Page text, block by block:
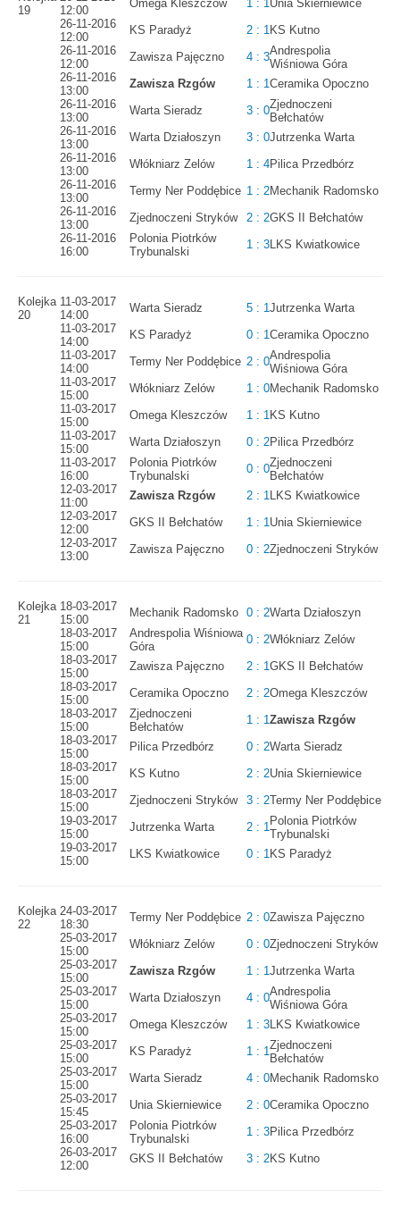
19
12:00
Omega Kleszczów 1 : 1Unia Skierniewice
26-11-2016
12:00
KS Paradyż 2 : 1KS Kutno
26-11-2016
12:00
Zawisza Pajęczno 4 : 3Andrespolia
Wiśniowa Góra
26-11-2016
13:00
Zawisza Rzgów 1 : 1Ceramika Opoczno
26-11-2016
13:00
Warta Sieradz 3 : 0Zjednoczeni
Bełchatów
26-11-2016
13:00
Warta Działoszyn 3 : 0Jutrzenka Warta
26-11-2016
13:00
Włókniarz Zelów 1 : 4Pilica Przedbórz
26-11-2016
13:00
Termy Ner Poddębice 1 : 2Mechanik Radomsko
26-11-2016
13:00
Zjednoczeni Stryków 2 : 2GKS II Bełchatów
26-11-2016
16:00
Polonia Piotrków
Trybunalski
1 : 3LKS Kwiatkowice
Kolejka
20
11-03-2017
14:00
Warta Sieradz 5 : 1Jutrzenka Warta
11-03-2017
14:00
KS Paradyż 0 : 1Ceramika Opoczno
11-03-2017
14:00
Termy Ner Poddębice 2 : 0Andrespolia
Wiśniowa Góra
11-03-2017
15:00
Włókniarz Zelów 1 : 0Mechanik Radomsko
11-03-2017
15:00
Omega Kleszczów 1 : 1KS Kutno
11-03-2017
15:00
Warta Działoszyn 0 : 2Pilica Przedbórz
11-03-2017
16:00
Polonia Piotrków
Trybunalski
0 : 0Zjednoczeni
Bełchatów
12-03-2017
11:00
Zawisza Rzgów 2 : 1LKS Kwiatkowice
12-03-2017
12:00
GKS II Bełchatów 1 : 1Unia Skierniewice
12-03-2017
13:00
Zawisza Pajęczno 0 : 2Zjednoczeni Stryków
Kolejka
21
18-03-2017
15:00
Mechanik Radomsko 0 : 2Warta Działoszyn
18-03-2017
15:00
Andrespolia Wiśniowa
Góra
0 : 2Włókniarz Zelów
18-03-2017
15:00
Zawisza Pajęczno 2 : 1GKS II Bełchatów
18-03-2017
15:00
Ceramika Opoczno 2 : 2Omega Kleszczów
18-03-2017
15:00
Zjednoczeni
Bełchatów
1 : 1Zawisza Rzgów
18-03-2017
15:00
Pilica Przedbórz 0 : 2Warta Sieradz
18-03-2017
15:00
KS Kutno 2 : 2Unia Skierniewice
18-03-2017
15:00
Zjednoczeni Stryków 3 : 2Termy Ner Poddębice
19-03-2017
15:00
Jutrzenka Warta 2 : 1Polonia Piotrków
Trybunalski
19-03-2017
15:00
LKS Kwiatkowice 0 : 1KS Paradyż
Kolejka
22
24-03-2017
18:30
Termy Ner Poddębice 2 : 0Zawisza Pajęczno
25-03-2017
15:00
Włókniarz Zelów 0 : 0Zjednoczeni Stryków
25-03-2017
15:00
Zawisza Rzgów 1 : 1Jutrzenka Warta
25-03-2017
15:00
Warta Działoszyn 4 : 0Andrespolia
Wiśniowa Góra
25-03-2017
15:00
Omega Kleszczów 1 : 3LKS Kwiatkowice
25-03-2017
15:00
KS Paradyż 1 : 1Zjednoczeni
Bełchatów
25-03-2017
15:00
Warta Sieradz 4 : 0Mechanik Radomsko
25-03-2017
15:45
Unia Skierniewice 2 : 0Ceramika Opoczno
25-03-2017
16:00
Polonia Piotrków
Trybunalski
1 : 3Pilica Przedbórz
26-03-2017
12:00
GKS II Bełchatów 3 : 2KS Kutno